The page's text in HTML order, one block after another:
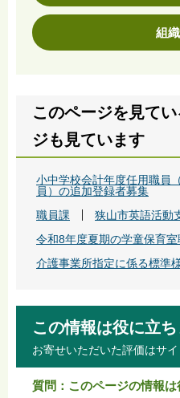
組
このページを見て
ジも見ています
小中学校会計年度任用職員
員）の追加登録者募集
職員課
狭山市英語活動
令和8年度夏期の学童保育
介護事業所指定に係る標準
この情報は役に立ち
お寄せいただいた評価はサ
質問：このページの情報